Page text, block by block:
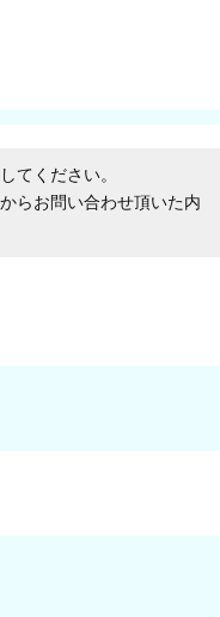
てください。
らお問い合わせ頂いた内